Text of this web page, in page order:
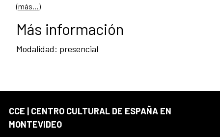
(más…)
Más información
Modalidad: presencial
CCE | CENTRO CULTURAL DE ESPAÑA EN
MONTEVIDEO